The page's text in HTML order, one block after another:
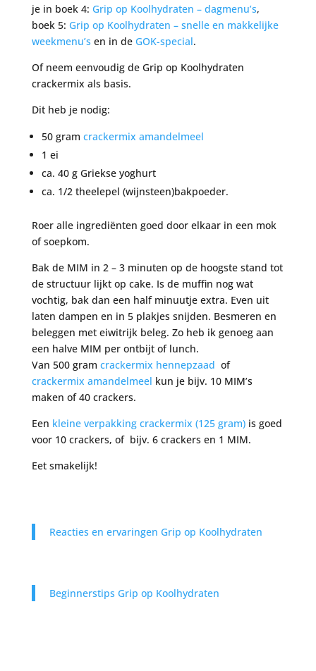
je in boek 4: Grip op Koolhydraten – dagmenu’s,
boek 5: Grip op Koolhydraten – snelle en makkelijke
weekmenu’s en in de GOK-special.
Of neem eenvoudig de Grip op Koolhydraten
crackermix als basis.
Dit heb je nodig:
50 gram crackermix amandelmeel
1 ei
ca. 40 g Griekse yoghurt
ca. 1/2 theelepel (wijnsteen)bakpoeder.
Roer alle ingrediënten goed door elkaar in een mok
of soepkom.
Bak de MIM in 2 – 3 minuten op de hoogste stand tot
de structuur lijkt op cake. Is de muffin nog wat
vochtig, bak dan een half minuutje extra. Even uit
laten dampen en in 5 plakjes snijden. Besmeren en
beleggen met eiwitrijk beleg. Zo heb ik genoeg aan
een halve MIM per ontbijt of lunch.
Van 500 gram crackermix hennepzaad of
crackermix amandelmeel kun je bijv. 10 MIM’s
maken of 40 crackers.
Een kleine verpakking crackermix (125 gram)is goed
voor 10 crackers, of bijv. 6 crackers en 1 MIM.
Eet smakelijk!
Reacties en ervaringen Grip op Koolhydraten
Beginnerstips Grip op Koolhydraten